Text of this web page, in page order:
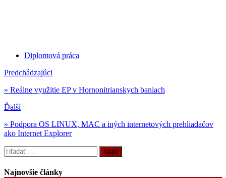
Diplomová práca
Predchádzajúci
» Reálne využitie EP v Hornonitrianskych baniach
Ďalší
» Podpora OS LINUX, MAC a iných internetových prehliadačov
ako Internet Explorer
Hľadať:
Najnovšie články